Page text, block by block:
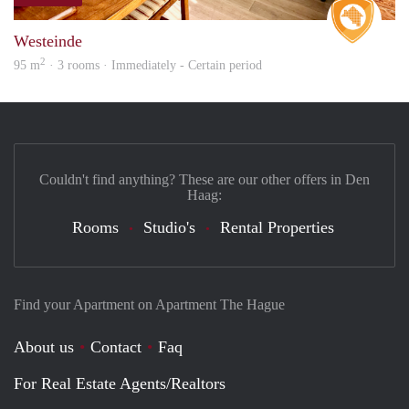
Westeinde
95 m2 · 3 rooms · Immediately - Certain period
Find your Apartment on Apartment The Hague
About us Contact
Faq
For Real Estate Agents/Realtors
Couldn't find anything? These are our other offers in Den
Haag:
Rooms Studio's Rental Properties